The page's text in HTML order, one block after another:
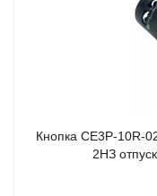
Кнопка CE3P-10R-
2НЗ